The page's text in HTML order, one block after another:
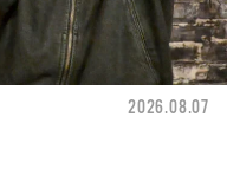
2026.08.07